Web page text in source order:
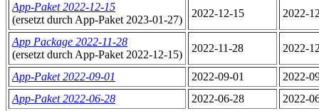
App-Paket 2022-12-15
(ersetzt durch App-Paket 2023-01-27)
2022-12-15 2022-
App Package 2022-11-28
(ersetzt durch App-Paket 2022-12-15)
2022-11-28 2022-
App-Paket 2022-09-01 2022-09-01
2022-
App-Paket 2022-06-28
2022-06-28
2022-